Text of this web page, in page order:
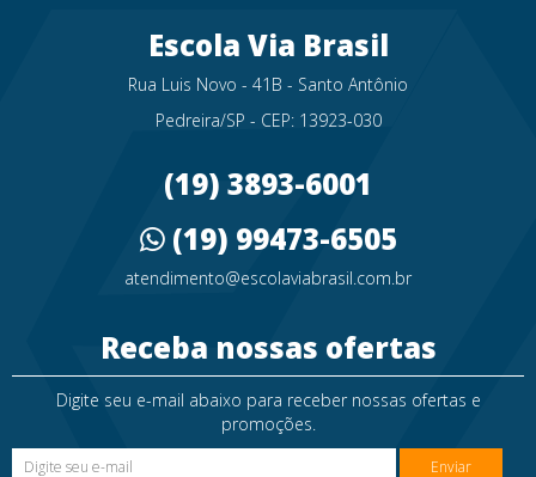
Escola Via Brasil
Rua Luis Novo - 41B - Santo Antônio
Pedreira/SP - CEP: 13923-030
(19) 3893-6001
(19) 99473-6505
atendimento@escolaviabrasil.com.br
Receba nossas ofertas
Digite seu e-mail abaixo para receber nossas ofertas e
promoções.
Enviar